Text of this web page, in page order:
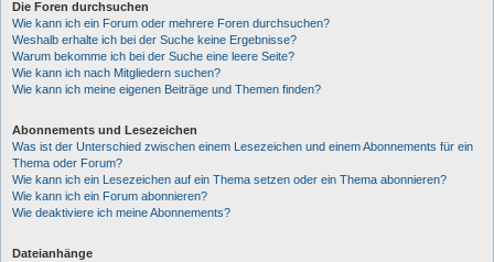
Die Foren durchsuchen
Wie kann ich ein Forum oder mehrere Foren durchsuchen?
Weshalb erhalte ich bei der Suche keine Ergebnisse?
Warum bekomme ich bei der Suche eine leere Seite?
Wie kann ich nach Mitgliedern suchen?
Wie kann ich meine eigenen Beiträge und Themen finden?
Abonnements und Lesezeichen
Was ist der Unterschied zwischen einem Lesezeichen und einem Abonnements für ein
Thema oder Forum?
Wie kann ich ein Lesezeichen auf ein Thema setzen oder ein Thema abonnieren?
Wie kann ich ein Forum abonnieren?
Wie deaktiviere ich meine Abonnements?
Dateianhänge